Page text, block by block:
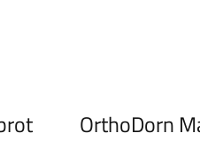
OrthoDorn